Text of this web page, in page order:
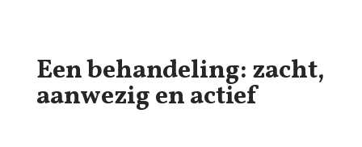
Een behandeling: zacht,
aanwezig en actief